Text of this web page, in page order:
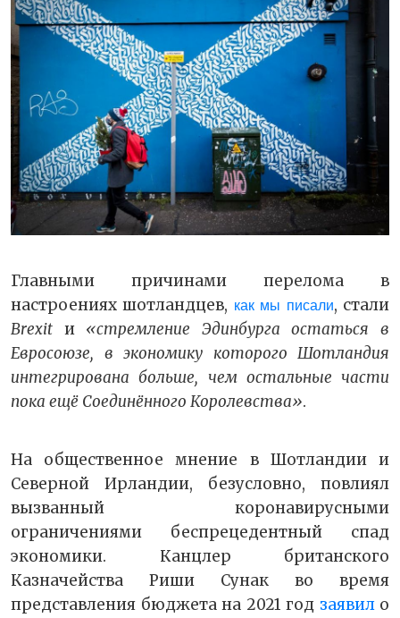
Главными причинами перелома в
настроениях шотландцев, как мы писали, стали
Brexit и «стремление Эдинбурга остаться в
Евросоюзе, в экономику которого Шотландия
интегрирована больше, чем остальные части
пока ещё Соединённого Королевства».
На общественное мнение в Шотландии и
Северной Ирландии, безусловно, повлиял
вызванный коронавирусными
ограничениями беспрецедентный спад
экономики. Канцлер британского
Казначейства Риши Сунак во время
представления бюджета на 2021 год заявило